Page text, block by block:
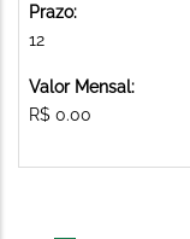
Prazo:
12
Valor Mensal:
R$ 0.00